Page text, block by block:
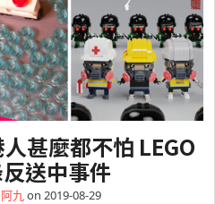
人甚麼都不怕 LEGO
送中事件
阿九 on 2019-08-29